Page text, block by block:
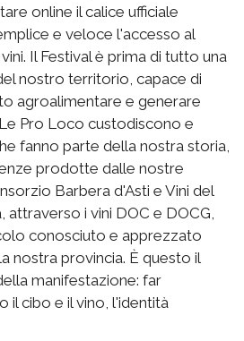
online il calice ufficiale
e veloce l'accesso al
Il Festival è prima di tutto una
nostro territorio, capace di
agroalimentare e generare
Pro Loco custodiscono e
fanno parte della nostra storia,
prodotte dalle nostre
Barbera d'Asti e Vini del
i vini DOC e DOCG,
conosciuto e apprezzato
nostra provincia. È questo il
manifestazione: far
il cibo e il vino, l'identità